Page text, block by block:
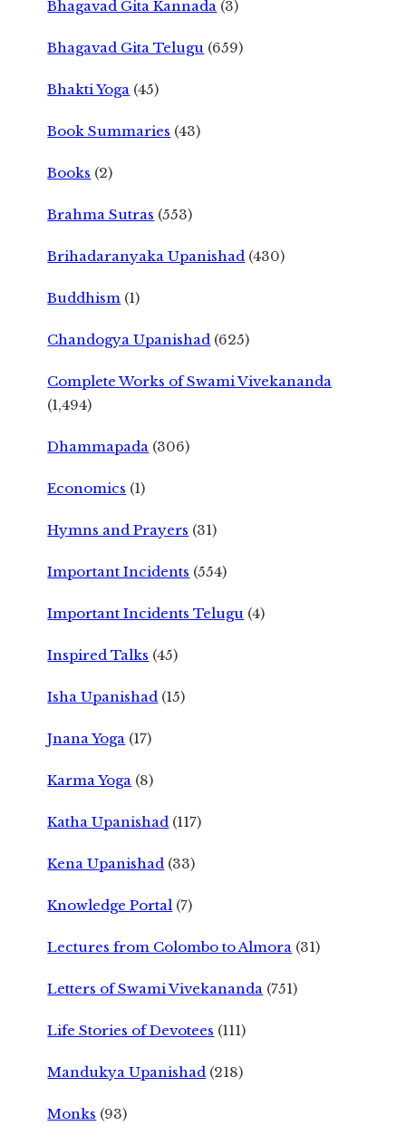
Bhagavad Gita Kannada (3)
Bhagavad Gita Telugu (659)
Bhakti Yoga (45)
Book Summaries (43)
Books (2)
Brahma Sutras (553)
Brihadaranyaka Upanishad (430)
Buddhism (1)
Chandogya Upanishad (625)
Complete Works of Swami Vivekananda
(1,494)
Dhammapada (306)
Economics (1)
Hymns and Prayers (31)
Important Incidents (554)
Important Incidents Telugu (4)
Inspired Talks (45)
Isha Upanishad (15)
Jnana Yoga (17)
Karma Yoga (8)
Katha Upanishad (117)
Kena Upanishad (33)
Knowledge Portal (7)
Lectures from Colombo to Almora (31)
Letters of Swami Vivekananda (751)
Life Stories of Devotees (111)
Mandukya Upanishad (218)
Monks (93)